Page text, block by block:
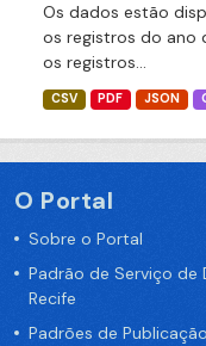
Os dados estão
os registros do ano
os registros...
CSV PDF JSON
O Portal
Sobre o Portal
Padrão de Serviço de
Recife
Padrões de